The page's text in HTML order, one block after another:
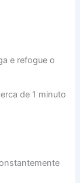
e refogue o
de 1 minuto